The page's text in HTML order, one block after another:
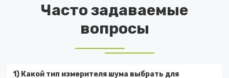
Часто задаваемые
вопросы
1) Какой тип измерителя шума выбрать для